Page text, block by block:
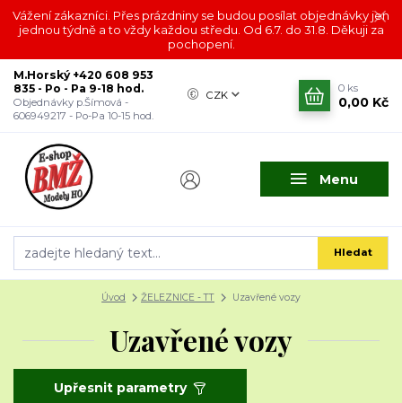
Vážení zákazníci. Přes prázdniny se budou posílat objednávky jen
jednou týdně a to vždy každou středu. Od 6.7. do 31.8. Děkuji za
pochopení.
Menu
CZK
Hledat
M.Horský +420 608 953
835 - Po - Pa 9-18 hod.
Objednávky p.Šímová -
606949217 - Po-Pa 10-15 hod.
0 ks
0,00 Kč
Úvod ŽELEZNICE - TT Uzavřené vozy
Uzavřené vozy
Upřesnit parametry